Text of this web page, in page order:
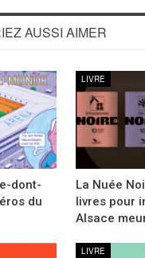
AUSSI AIMER
dont-
du
LIVRE
La Nuée
livres pour
Alsace
LIVRE